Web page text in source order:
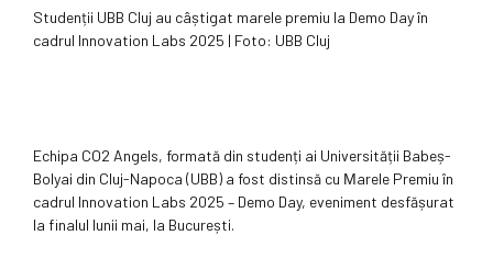
Studenții UBB Cluj au câștigat marele premiu la Demo Day în
cadrul Innovation Labs 2025 | Foto: UBB Cluj
Echipa CO2 Angels, formată din studenți ai Universității Babeș-
Bolyai din Cluj-Napoca (UBB) a fost distinsă cu Μarele Premiu în
cadrul Innovation Labs 2025 – Demo Day, eveniment desfășurat
la finalul lunii mai, la București.